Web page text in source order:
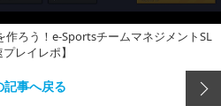
ろう！e-SportsチームマネジメントSL
レイレポ】
記事へ戻る